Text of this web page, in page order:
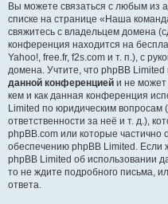
Вы можете связаться с любым из
списке на странице «Наша
свяжитесь с владельцем домена
конференция находится на
Yahoo!, free.fr, f2s.com и т. п.), с
домена. Учтите, что phpBB Limited
данной конференцией и не может
кем и как данная конференция
Limited по юридическим
ответственности за неё и т. д.),
phpBB.com или которые частично
обеспечению phpBB Limited. Если
phpBB Limited об использовании
то не ждите подробного письма,
ответа.